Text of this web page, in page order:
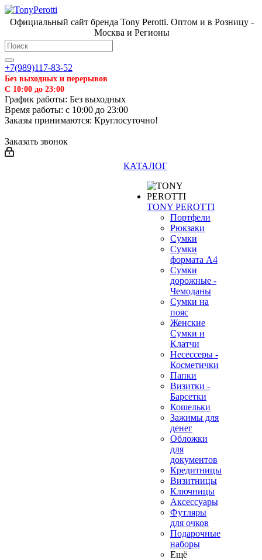
Официальный сайт бренда Tony Perotti. Оптом и в Розницу -
Москва и Регионы
+7(989)117-83-52
Без выходных и перерывов
С 10:00 до 23:00
График работы: Без выходных
Время работы: с 10:00 до 23:00
Заказы принимаются: Круглосуточно!
Заказать звонок
КАТАЛОГ
TONY PEROTTI
Портфели
Рюкзаки
Сумки
Сумки
формата А4
Сумки
дорожные -
Чемоданы
Сумки на
пояс
Женские
Сумки и
Клатчи
Несессеры -
Косметички
Папки
Визитки -
Барсетки
Кошельки
Зажимы для
денег
Обложки
для
документов
Кредитницы
Визитницы
Ключницы
Аксессуары
Футляры
для очков
Подарочные
наборы
Ещё